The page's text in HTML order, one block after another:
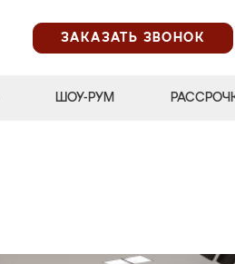
ЗАКАЗАТЬ ЗВОНОК
ШОУ-РУМ